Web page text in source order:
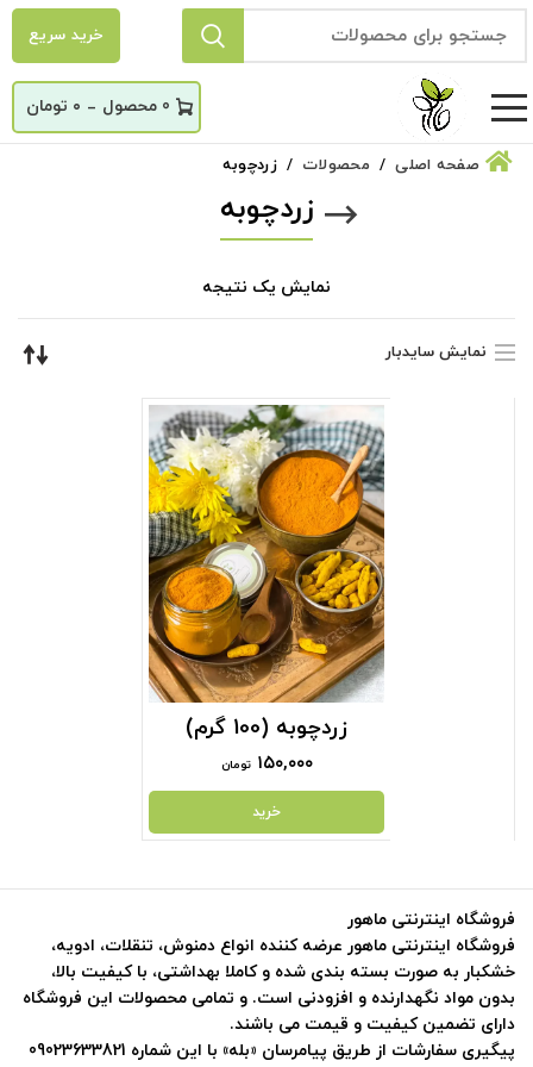
خرید سریع
0
_ ۰ تومان
صفحه اصلی محصولات زردچوبه
زردچوبه
نمایش یک نتیجه
نمایش سایدبار
زردچوبه (100 گرم)
۱۵۰,۰۰۰ تومان
خرید
فروشگاه اینترنتی ماهور
فروشگاه اینترنتی ماهور عرضه کننده انواع دمنوش، تنقلات، ادویه،
خشکبار به صورت بسته بندی شده و کاملا بهداشتی، با کیفیت بالا،
بدون مواد نگهدارنده و افزودنی است. و تمامی محصولات این فروشگاه
دارای تضمین کیفیت و قیمت می باشند.
پیگیری سفارشات از طریق پیامرسان «بله» با این شماره 09023633821